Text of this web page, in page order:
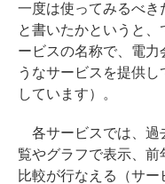
一度は使ってみるべき
と書いたかというと
ービスの名称で、電力
うなサービスを提供
しています）。
各サービスでは、過
覧やグラフで表示、
比較が行なえる（サ